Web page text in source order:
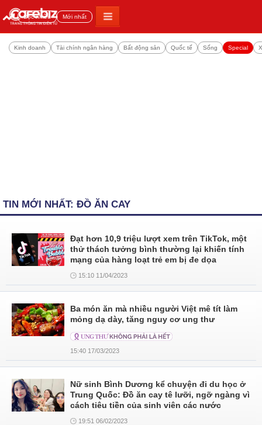
Đọc nhiều Mới nhất
Kinh doanh Tài chính ngân hàng Bất động sản Quốc tế Sống Special
TIN MỚI NHẤT: ĐỒ ĂN CAY
Đạt hơn 10,9 triệu lượt xem trên TikTok, một
thử thách tưởng bình thường lại khiến tính
mạng của hàng loạt trẻ em bị đe dọa
15:10 11/04/2023
Ba món ăn mà nhiều người Việt mê tít làm
mỏng dạ dày, tăng nguy cơ ung thư
15:40 17/03/2023
Nữ sinh Bình Dương kể chuyện đi du học ở
Trung Quốc: Đồ ăn cay tê lưỡi, ngỡ ngàng vì
cách tiêu tiền của sinh viên các nước
19:51 06/02/2023